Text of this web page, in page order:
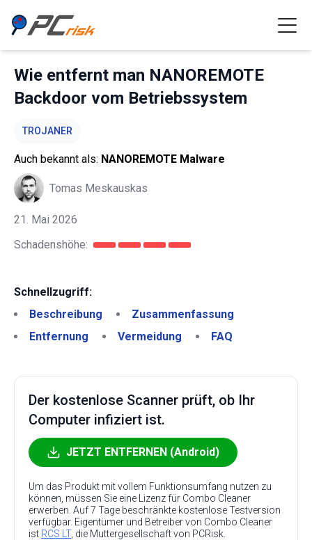
Wie entfernt man NANOREMOTE
Backdoor vom Betriebssystem
TROJANER
Auch bekannt als: NANOREMOTE Malware
Tomas Meskauskas
21. Mai 2026
Schadenshöhe:
Schnellzugriff:
Beschreibung
Zusammenfassung
Entfernung
Vermeidung FAQ
Der kostenlose Scanner prüft, ob Ihr
Computer infiziert ist.
JETZT ENTFERNEN (Android)
Um das Produkt mit vollem Funktionsumfang nutzen zu
können, müssen Sie eine Lizenz für Combo Cleaner
erwerben. Auf 7 Tage beschränkte kostenlose Testversion
verfügbar. Eigentümer und Betreiber von Combo Cleaner
ist RCS LT, die Muttergesellschaft von PCRisk.